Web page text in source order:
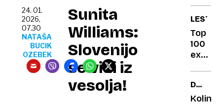
Sunita
Williams:
Slovenijo
se vidi iz
vesolja!
24. 01.
2026,
07.30
NATAŠA
BUCIK
OZEBEK
da
kroglo
opek
Top
100
ex
Obrati
pažnju
DRAGA